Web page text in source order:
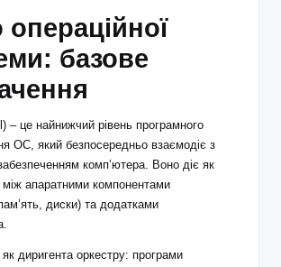
базове
– це найнижчий рівень програмного
ОС, який безпосередньо взаємодіє з
комп’ютера. Воно діє як
між апаратними компонентами
диски) та додатками
як диригента оркестру: програми